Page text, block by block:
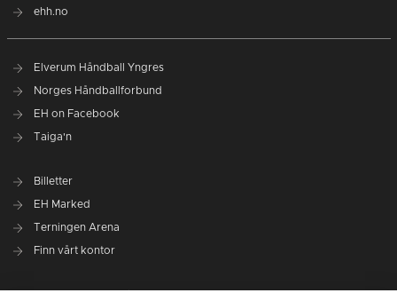
ehh.no
Elverum Håndball Yngres
Norges Håndballforbund
EH on Facebook
Taiga'n
Billetter
EH Marked
Terningen Arena
Finn vårt kontor